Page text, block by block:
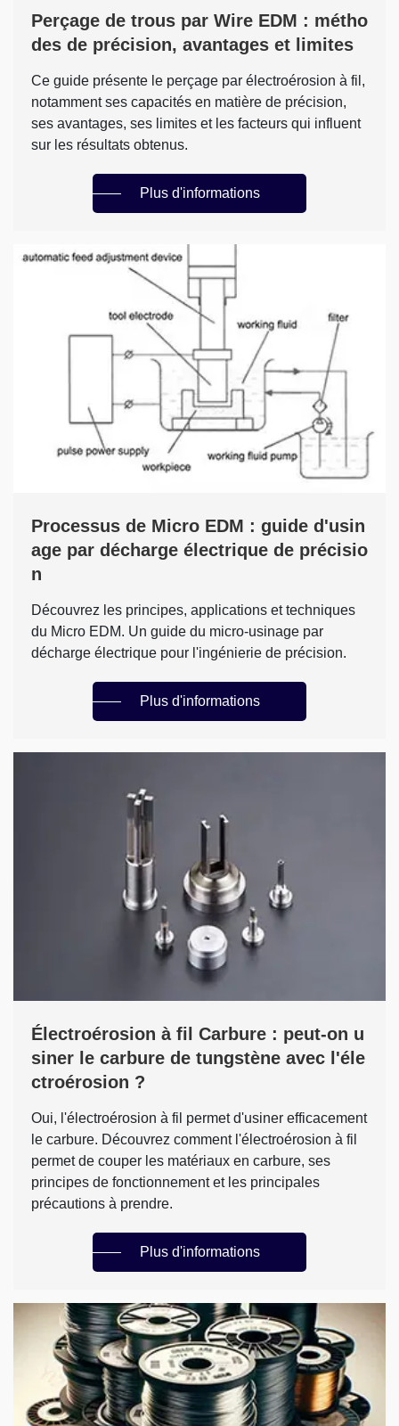
Perçage de trous par Wire EDM : métho
des de précision, avantages et limites
Ce guide présente le perçage par électroérosion à fil,
notamment ses capacités en matière de précision,
ses avantages, ses limites et les facteurs qui influent
sur les résultats obtenus.
Plus d'informations
Processus de Micro EDM : guide d'usin
age par décharge électrique de précisio
n
Découvrez les principes, applications et techniques
du Micro EDM. Un guide du micro-usinage par
décharge électrique pour l'ingénierie de précision.
Plus d'informations
Électroérosion à fil Carbure : peut-on u
siner le carbure de tungstène avec l'éle
ctroérosion ?
Oui, l'électroérosion à fil permet d'usiner efficacement
le carbure. Découvrez comment l'électroérosion à fil
permet de couper les matériaux en carbure, ses
principes de fonctionnement et les principales
précautions à prendre.
Plus d'informations